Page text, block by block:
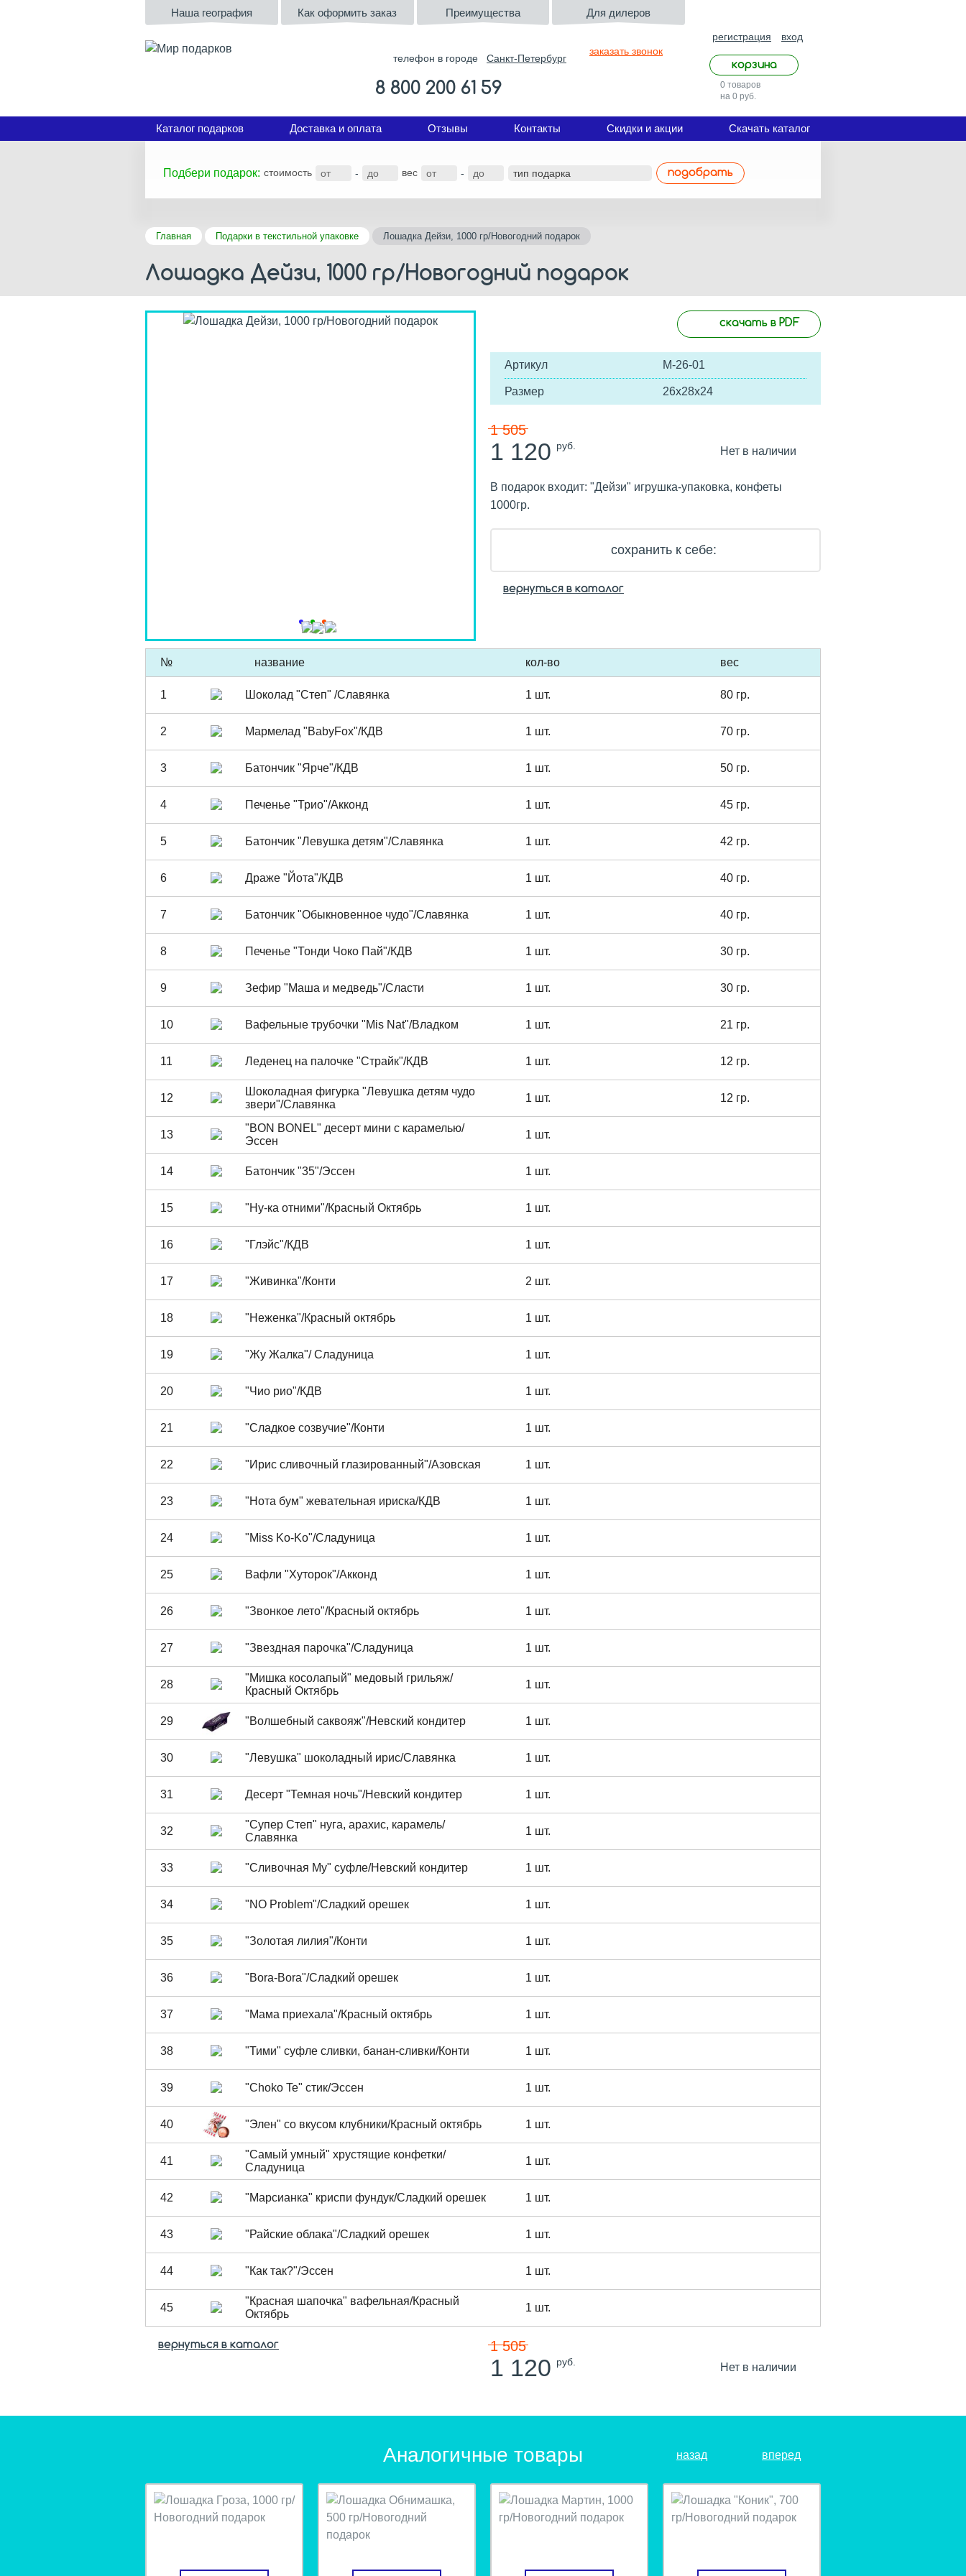
Наша география Как оформить заказ Преимущества Для дилеров
телефон в городе Санкт-Петербург
заказать звонок
8 800 200 61 59
регистрация вход
корзина
0 товаров
на 0 руб.
Каталог подарков Доставка и оплата Отзывы Контакты Скидки и акции Скачать каталог
Подбери подарок: стоимость - вес - подобрать
Главная Подарки в текстильной упаковке Лошадка Дейзи, 1000 гр/Новогодний подарок
Лошадка Дейзи, 1000 гр/Новогодний подарок
скачать в PDF
Артикул М-26-01
Размер 26х28х24
1 505
1 120 руб. Нет в наличии
В подарок входит: "Дейзи" игрушка-упаковка, конфеты
1000гр.
сохранить к себе:
вернуться в каталог
№ название кол-во вес
1 Шоколад "Степ" /Славянка 1 шт. 80 гр.
2 Мармелад "BabyFox"/КДВ 1 шт. 70 гр.
3 Батончик "Ярче"/КДВ 1 шт. 50 гр.
4 Печенье "Трио"/Акконд 1 шт. 45 гр.
5 Батончик "Левушка детям"/Славянка 1 шт. 42 гр.
6 Драже "Йота"/КДВ 1 шт. 40 гр.
7 Батончик "Обыкновенное чудо"/Славянка 1 шт. 40 гр.
8 Печенье "Тонди Чоко Пай"/КДВ 1 шт. 30 гр.
9 Зефир "Маша и медведь"/Сласти 1 шт. 30 гр.
10 Вафельные трубочки "Mis Nat"/Владком 1 шт. 21 гр.
11 Леденец на палочке "Страйк"/КДВ 1 шт. 12 гр.
12
Шоколадная фигурка "Левушка детям чудо
звери"/Славянка
1 шт. 12 гр.
13
"BON BONEL" десерт мини с карамелью/
Эссен
1 шт.
14 Батончик "35"/Эссен 1 шт.
15 "Ну-ка отними"/Красный Октябрь 1 шт.
16 "Глэйс"/КДВ 1 шт.
17 "Живинка"/Конти 2 шт.
18 "Неженка"/Красный октябрь 1 шт.
19 "Жу Жалка"/ Сладуница 1 шт.
20 "Чио рио"/КДВ 1 шт.
21 "Сладкое созвучие"/Конти 1 шт.
22 "Ирис сливочный глазированный"/Азовская 1 шт.
23 "Нота бум" жевательная ириска/КДВ 1 шт.
24 "Miss Ko-Ko"/Сладуница 1 шт.
25 Вафли "Хуторок"/Акконд 1 шт.
26 "Звонкое лето"/Красный октябрь 1 шт.
27 "Звездная парочка"/Сладуница 1 шт.
28
"Мишка косолапый" медовый грильяж/
Красный Октябрь
1 шт.
29 "Волшебный саквояж"/Невский кондитер 1 шт.
30 "Левушка" шоколадный ирис/Славянка 1 шт.
31 Десерт "Темная ночь"/Невский кондитер 1 шт.
32
"Супер Степ" нуга, арахис, карамель/
Славянка
1 шт.
33 "Сливочная Му" суфле/Невский кондитер 1 шт.
34 "NO Problem"/Сладкий орешек 1 шт.
35 "Золотая лилия"/Конти 1 шт.
36 "Bora-Bora"/Сладкий орешек 1 шт.
37 "Мама приехала"/Красный октябрь 1 шт.
38 "Тими" суфле сливки, банан-сливки/Конти 1 шт.
39 "Choko Te" стик/Эссен 1 шт.
40 "Элен" со вкусом клубники/Красный октябрь 1 шт.
41
"Самый умный" хрустящие конфетки/
Сладуница
1 шт.
42 "Марсианка" криспи фундук/Сладкий орешек 1 шт.
43 "Райские облака"/Сладкий орешек 1 шт.
44 "Как так?"/Эссен 1 шт.
45
"Красная шапочка" вафельная/Красный
Октябрь
1 шт.
вернуться в каталог 1 505
1 120 руб. Нет в наличии
Аналогичные товары назад вперед